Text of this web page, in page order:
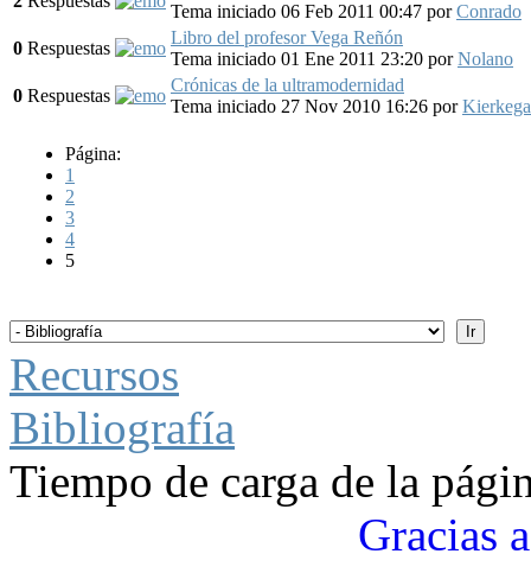
Tema iniciado 06 Feb 2011 00:47 porConrado
0 Respuestas
Libro del profesor Vega Reñón
Tema iniciado 01 Ene 2011 23:20 porNolano
0 Respuestas
Crónicas de la ultramodernidad
Tema iniciado 27 Nov 2010 16:26 por
Página:
1
2
3
4
5
Recursos
Bibliografía
Tiempo de carga de la
Gracias a